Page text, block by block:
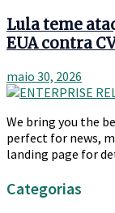
Lula teme
EUA contra
maio 30, 2026
We bring you the
perfect for news,
landing page for
Categorias